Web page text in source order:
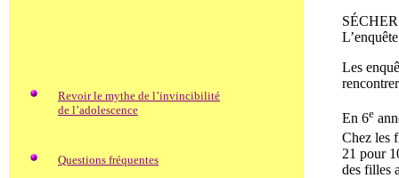
Revoir le mythe de l’invincibilité
de l’adolescence
Questions fréquentes
Les
En 6e
Chez les
21 pour
des filles